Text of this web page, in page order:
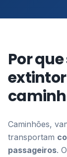
Ver
Ver
Por
Caminhões,
transportam
passageiros. O